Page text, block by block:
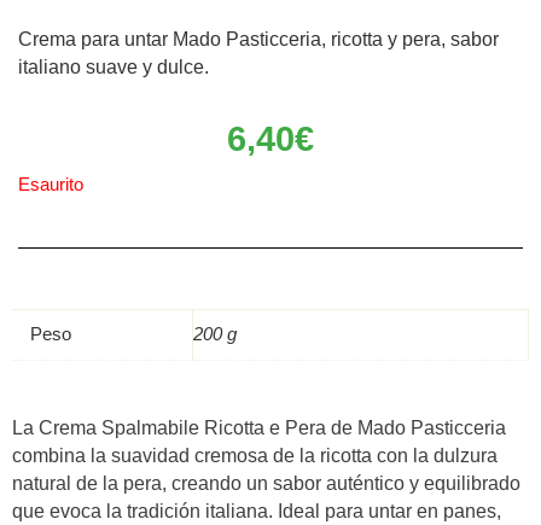
Crema para untar Mado Pasticceria, ricotta y pera, sabor
italiano suave y dulce.
6,40€
Esaurito
Peso 200 g
La Crema Spalmabile Ricotta e Pera de Mado Pasticceria
combina la suavidad cremosa de la ricotta con la dulzura
natural de la pera, creando un sabor auténtico y equilibrado
que evoca la tradición italiana. Ideal para untar en panes,